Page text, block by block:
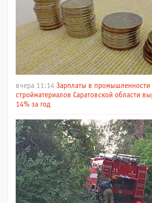
вчера 11:14 Зарплаты в промышленности
стройматериалов Саратовской области
14% за год